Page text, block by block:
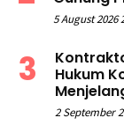
5 August 2026
Hukum
2 September